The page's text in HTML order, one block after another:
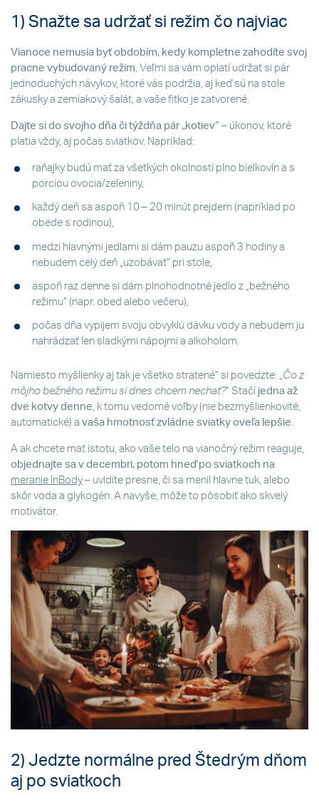
1) Snažte sa udržať si režim čo najviac
Vianoce nemusia byť obdobím, kedy kompletne zahodíte svoj
pracne vybudovaný režim. Veľmi sa vám oplatí udržať si pár
jednoduchých návykov, ktoré vás podržia, aj keď sú na stole
zákusky a zemiakový šalát, a vaše fitko je zatvorené.
Dajte si do svojho dňa či týždňa pár „kotiev“ – úkonov, ktoré
platia vždy, aj počas sviatkov. Napríklad:
raňajky budú mať za všetkých okolností plno bielkovín a s
porciou ovocia/zeleniny,
každý deň sa aspoň 10 – 20 minút prejdem (napríklad po
obede s rodinou),
medzi hlavnými jedlami si dám pauzu aspoň 3 hodiny a
nebudem celý deň „uzobávať“ pri stole,
aspoň raz denne si dám plnohodnotné jedlo z „bežného
režimu“ (napr. obed alebo večeru),
počas dňa vypijem svoju obvyklú dávku vody a nebudem ju
nahrádzať len sladkými nápojmi a alkoholom.
Namiesto myšlienky aj tak je všetko stratené“ si povedzte: „Čo z
môjho bežného režimu si dnes chcem nechať?“ Stačí jedna až
dve kotvy denne, k tomu vedomé voľby (nie bezmyšlienkovité,
automatické) a vaša hmotnosť zvládne sviatky oveľa lepšie.
A ak chcete mať istotu, ako vaše telo na vianočný režim reaguje,
objednajte sa v decembri, potom hneď po sviatkoch na
meranie InBody– uvidíte presne, či sa menil hlavne tuk, alebo
skôr voda a glykogén. A navyše, môže to pôsobiť ako skvelý
motivátor.
2) Jedzte normálne pred Štedrým dňom
aj po sviatkoch